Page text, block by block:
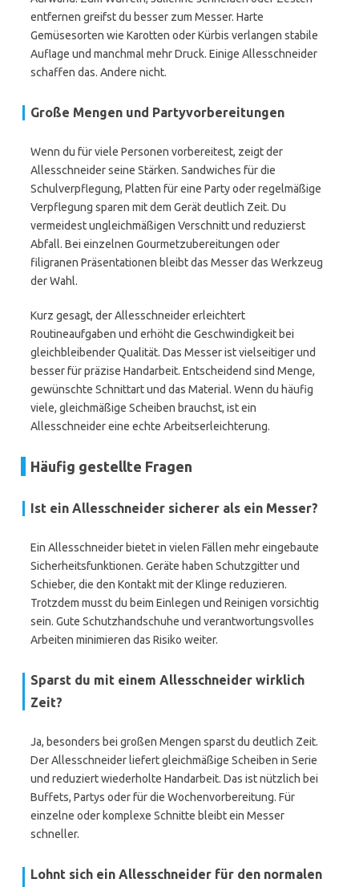
entfernen greifst du besser zum Messer. Harte
Gemüsesorten wie Karotten oder Kürbis verlangen stabile
Auflage und manchmal mehr Druck. Einige Allesschneider
schaffen das. Andere nicht.
Große Mengen und Partyvorbereitungen
Wenn du für viele Personen vorbereitest, zeigt der
Allesschneider seine Stärken. Sandwiches für die
Schulverpflegung, Platten für eine Party oder regelmäßige
Verpflegung sparen mit dem Gerät deutlich Zeit. Du
vermeidest ungleichmäßigen Verschnitt und reduzierst
Abfall. Bei einzelnen Gourmetzubereitungen oder
filigranen Präsentationen bleibt das Messer das Werkzeug
der Wahl.
Kurz gesagt, der Allesschneider erleichtert
Routineaufgaben und erhöht die Geschwindigkeit bei
gleichbleibender Qualität. Das Messer ist vielseitiger und
besser für präzise Handarbeit. Entscheidend sind Menge,
gewünschte Schnittart und das Material. Wenn du häufig
viele, gleichmäßige Scheiben brauchst, ist ein
Allesschneider eine echte Arbeitserleichterung.
Häufig gestellte Fragen
Ist ein Allesschneider sicherer als ein Messer?
Ein Allesschneider bietet in vielen Fällen mehr eingebaute
Sicherheitsfunktionen. Geräte haben Schutzgitter und
Schieber, die den Kontakt mit der Klinge reduzieren.
Trotzdem musst du beim Einlegen und Reinigen vorsichtig
sein. Gute Schutzhandschuhe und verantwortungsvolles
Arbeiten minimieren das Risiko weiter.
Sparst du mit einem Allesschneider wirklich
Zeit?
Ja, besonders bei großen Mengen sparst du deutlich Zeit.
Der Allesschneider liefert gleichmäßige Scheiben in Serie
und reduziert wiederholte Handarbeit. Das ist nützlich bei
Buffets, Partys oder für die Wochenvorbereitung. Für
einzelne oder komplexe Schnitte bleibt ein Messer
schneller.
Lohnt sich ein Allesschneider für den normalen